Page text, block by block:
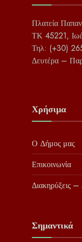
Πλατεία
ΤΚ 45221,
Τηλ: (+30)
Δευτέρα –
Χρήσιμα
Ο Δήμος μας
Επικοινωνία
Διακηρύξεις –
Σημαντικά